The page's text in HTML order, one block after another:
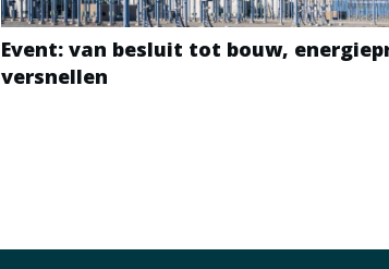
Event: van besluit tot bouw,
versnellen